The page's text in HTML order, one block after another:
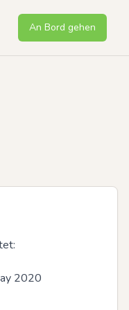
An Bord gehen
2020